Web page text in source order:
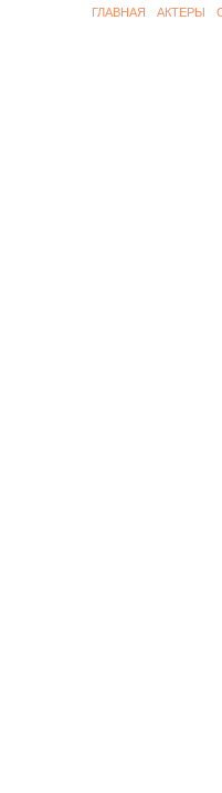
ГЛАВНАЯ АКТЕРЫ